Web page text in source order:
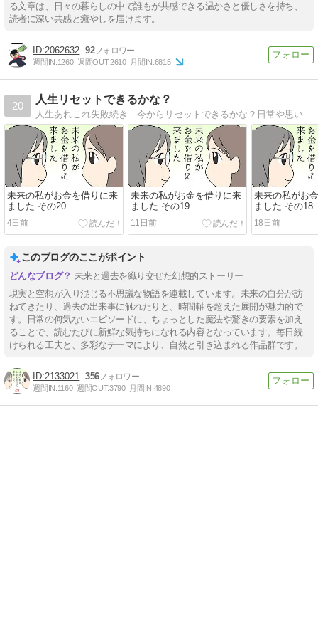
る文章は、日々の暮らしの中で誰もが共感できる温かさと優しさを持ち、
読者に深い共感と癒やしを届けます。
2062632 92
週間IN:1260 週間OUT:2610 月間IN:6815
20
人生リセットできるかな？
未来の私がお金を借りに来
ました その20
4日前
未来の私がお金を借りに来
ました その19
11日前
未来の私がお
ました その18
18日前
このブログのここがポイント
未来と過去を織り交ぜた幻想的ストーリー
現実と空想が入り混じる不思議な物語を連載しています。未来の自分が訪
ねてきたり、過去の出来事に触れたりと、時間軸を超えた展開が魅力的で
す。日常の何気ないエピソードに、ちょっとした魔法や驚きの要素を加え
ることで、読むたびに新鮮な気持ちになれる内容となっています。毎日続
けられる工夫と、多彩なテーマにより、自然と引き込まれる作品群です。
2133021 356
週間IN:1160 週間OUT:3790 月間IN:4890